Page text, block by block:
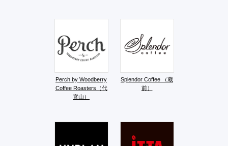
Perch by Woodberry
Coffee Roasters（代
官山）
Splendor Coffee （蔵
前）